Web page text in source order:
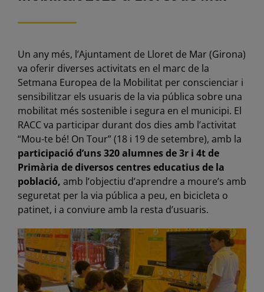
Un any més, l’Ajuntament de Lloret de Mar (Girona)
va oferir diverses activitats en el marc de la
Setmana Europea de la Mobilitat per conscienciar i
sensibilitzar els usuaris de la via pública sobre una
mobilitat més sostenible i segura en el municipi. El
RACC va participar durant dos dies amb l’activitat
“Mou-te bé! On Tour” (18 i 19 de setembre), amb la
participació d’uns 320 alumnes de 3r i 4t de
Primària de diversos centres educatius de la
població, amb l’objectiu d’aprendre a moure’s amb
seguretat per la via pública a peu, en bicicleta o
patinet, i a conviure amb la resta d’usuaris.